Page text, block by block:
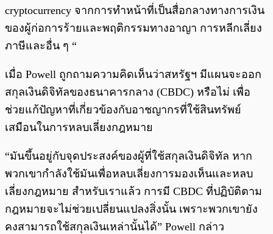
cryptocurrency จากการทำหน้าที่เป็นสื่อกลางทางการเงิน
ของผู้ก่อการร้ายและพฤติกรรมทางอาญา การหลีกเลี่ยง
ภาษีและอื่น ๆ “
เมื่อ Powell ถูกถามความคิดเห็นว่าสหรัฐฯ มีแผนจะออก
สกุลเงินดิจิทัลของธนาคารกลาง (CBDC) หรือไม่ เพื่อ
ช่วยแก้ปัญหาที่เกี่ยวข้องกับอาชญากรที่ใช้สินทรัพย์
เสมือนในการหลบเลี่ยงกฎหมาย
“มันขึ้นอยู่กับจุดประสงค์ของผู้ที่ใช้สกุลเงินดิจิทัล หาก
พวกเขากำลังใช้มันเพื่อหลบเลี่ยงการมองเห็นและหลบ
เลี่ยงกฎหมาย สำหรับเราแล้ว การมี CBDC ที่ปฏิบัติตาม
กฎหมายจะไม่ช่วยเปลี่ยนแปลงสิ่งนั้น เพราะพวกเขายัง
คงสามารถใช้สกุลเงินเหล่านั้นได้” Powell กล่าว